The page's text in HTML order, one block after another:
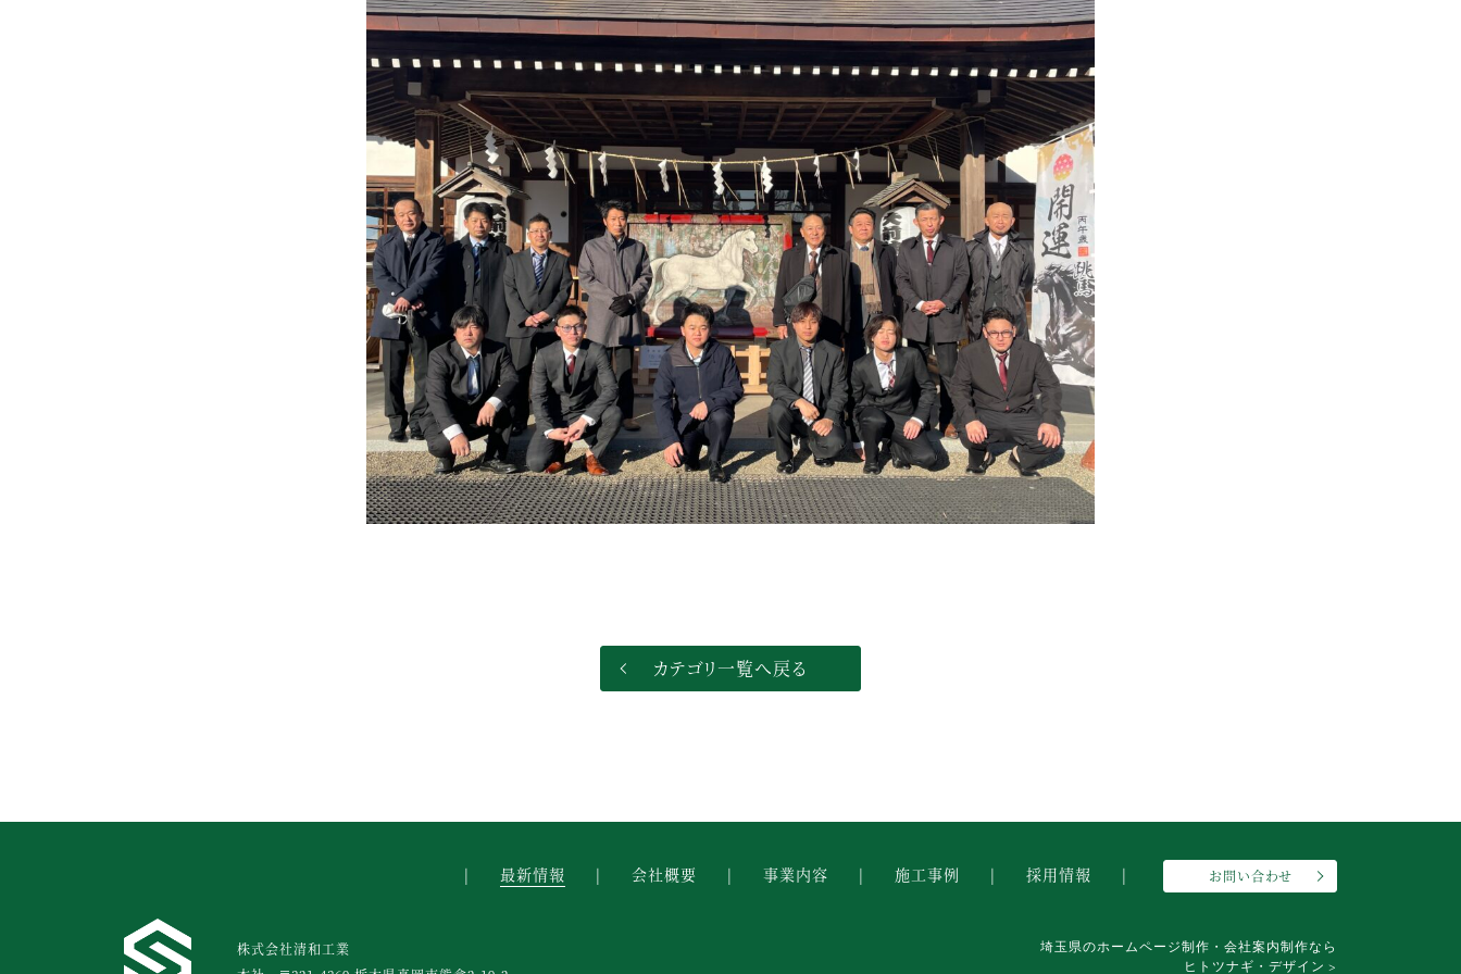
カテゴリ一覧へ戻る
最新情報 会社概要 事業内容 施工事例 採用情報 お問い合わせ
株式会社清和工業
埼玉県のホームページ制作・会社案内制作なら
ヒトツナギ・デザイン >